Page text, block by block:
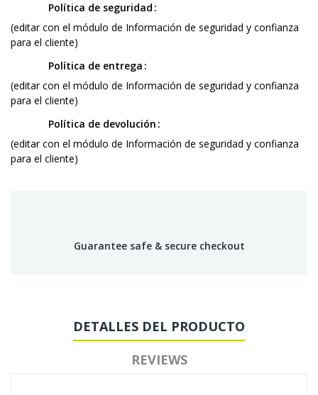
Política de seguridad
(editar con el módulo de Información de seguridad y confianza
para el cliente)
Política de entrega
(editar con el módulo de Información de seguridad y confianza
para el cliente)
Política de devolución
(editar con el módulo de Información de seguridad y confianza
para el cliente)
Guarantee safe & secure checkout
DETALLES DEL PRODUCTO
REVIEWS